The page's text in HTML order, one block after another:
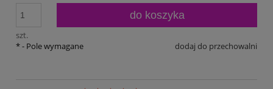
szt.
do koszyka
dodaj do przechowalni
*- Pole wymagane